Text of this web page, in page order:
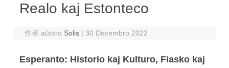
Realo kaj Estonteco
作者 aŭtoro Solis | 30 Decembro 2022
Esperanto: Historio kaj Kulturo, Fiasko kaj